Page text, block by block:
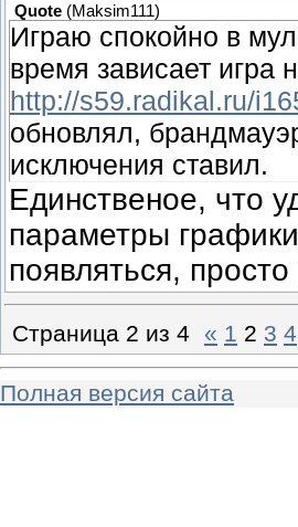
Quote (Maksim111)
Играю спокойно в
время зависает игра
http://s59.radikal.ru/
обновлял,
исключения ставил.
Единственое, что
параметры
появляться,
Страница 2 из 4 « 1 2 3 4
Полная версия сайта